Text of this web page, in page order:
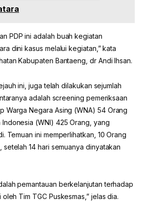
PDP ini adalah buah kegiatan
dini kasus melalui kegiatan,” kata
Kabupaten Bantaeng, dr Andi Ihsan.
ini, juga telah dilakukan sejumlah
adalah screening pemeriksaan
Warga Negara Asing (WNA) 54 Orang
(WNI) 425 Orang, yang
Temuan ini memperlihatkan, 10 Orang
setelah 14 hari semuanya dinyatakan
pemantauan berkelanjutan terhadap
oleh Tim TGC Puskesmas,” jelas dia.